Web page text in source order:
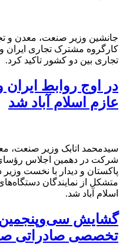
جانشین وزیر صنعت، معدن و
کارگروه مشترک تجاری ایران
تجاری بین دو کشور تاکید کرد.
در اوج روابط
عازم اسلام آباد شد
سیدمحمد اتابک وزیر صنعت،
شرکت در دهمین اجلاس
پاکستان و دیدار با نخست وزیر
متشکل از نمایندگان
اسلام آباد شد.
گشایش سی‌‌وپنجمین
تخصصی صادراتی